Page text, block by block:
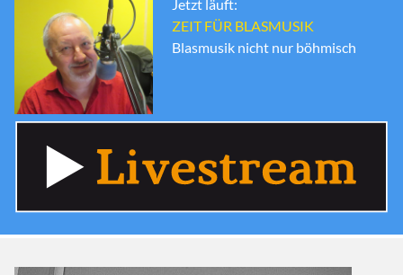
Jetzt läuft:
ZEIT FÜR BLASMUSIK
Blasmusik nicht nur böhmisch